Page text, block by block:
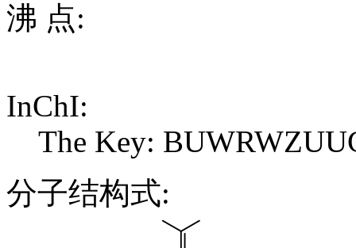
沸 点:
InChI:
The Key:
分子结构式: